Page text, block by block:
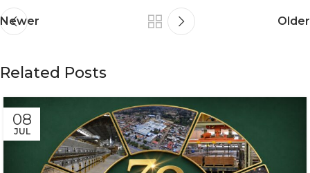
Newer Older
Related Posts
08
JUL